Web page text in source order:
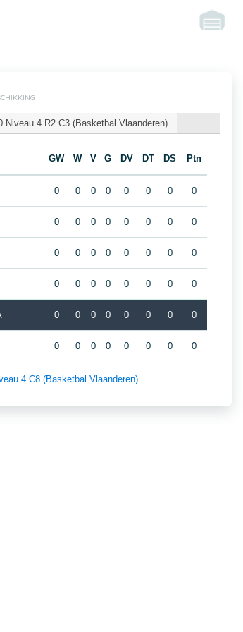
Niveau 4 R2 C3 (Basketbal Vlaanderen)
GW W V G DV DT DS Ptn
0 0 0 0 0 0 0 0
0 0 0 0 0 0 0 0
0 0 0 0 0 0 0 0
0 0 0 0 0 0 0 0
0 0 0 0 0 0 0 0
0 0 0 0 0 0 0 0
4 C8 (Basketbal Vlaanderen)